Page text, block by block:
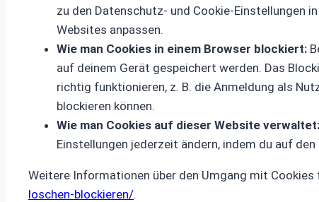
zu den Datenschutz- und Cookie-Einstellungen
Websites anpassen.
Wie man Cookies in einem Browser blockiert:
auf deinem Gerät gespeichert werden. Das
richtig funktionieren, z. B. die Anmeldung als
blockieren können.
Wie man Cookies auf dieser Website verwaltet:
Einstellungen jederzeit ändern, indem du auf
Weitere Informationen über den Umgang mit
loschen-blockieren/.